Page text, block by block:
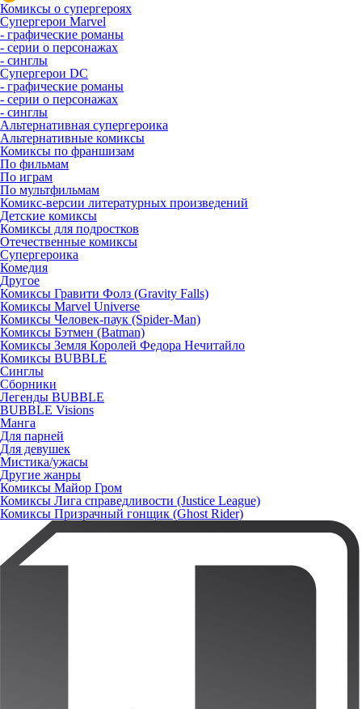
Комиксы о супергероях
Супергерои Marvel
- графические романы
- серии о персонажах
- синглы
Супергерои DC
- графические романы
- серии о персонажах
- синглы
Альтернативная супергероика
Альтернативные комиксы
Комиксы по франшизам
По фильмам
По играм
По мультфильмам
Комикс-версии литературных произведений
Детские комиксы
Комиксы для подростков
Отечественные комиксы
Супергероика
Комедия
Другое
Комиксы Гравити Фолз (Gravity Falls)
Комиксы Marvel Universe
Комиксы Человек-паук (Spider-Man)
Комиксы Бэтмен (Batman)
Комиксы Земля Королей Федора Нечитайло
Комиксы BUBBLE
Синглы
Сборники
Легенды BUBBLE
BUBBLE Visions
Манга
Для парней
Для девушек
Мистика/ужасы
Другие жанры
Комиксы Майор Гром
Комиксы Лига справедливости (Justice League)
Комиксы Призрачный гонщик (Ghost Rider)